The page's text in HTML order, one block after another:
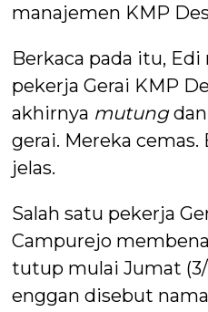
manajemen KMP
Berkaca pada itu,
pekerja Gerai KMP
akhirnya mutung
gerai. Mereka
jelas.
Salah satu pekerja
Campurejo
tutup mulai Jumat
enggan disebut